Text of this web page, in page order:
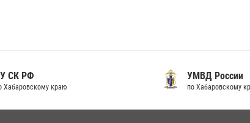
краю
УМВД России
по Хабаровскому краю